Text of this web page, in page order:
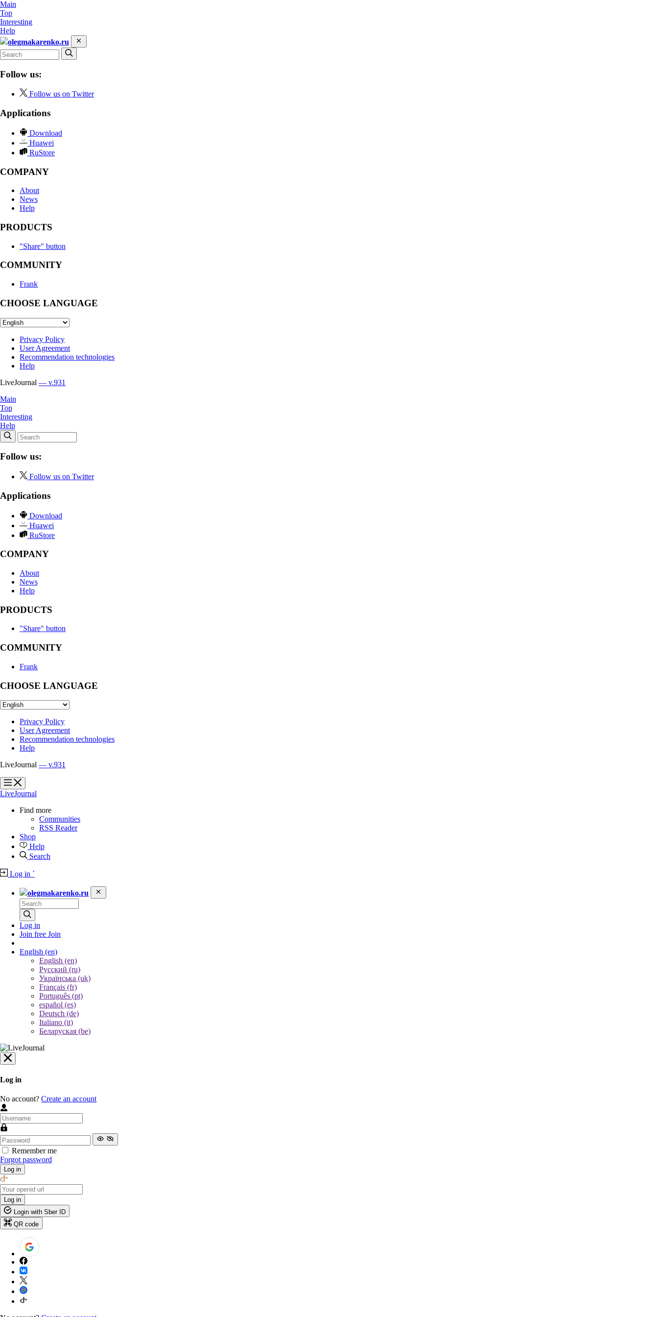
Main
Top
Interesting
Help
olegmakarenko.ru
Follow us:
Follow us on Twitter
Applications
Download
Huawei
RuStore
COMPANY
About
News
Help
PRODUCTS
"Share" button
COMMUNITY
Frank
CHOOSE LANGUAGE
Privacy Policy
User Agreement
Recommendation technologies
Help
LiveJournal — v.931
Main
Top
Interesting
Help
Follow us:
Follow us on Twitter
Applications
Download
Huawei
RuStore
COMPANY
About
News
Help
PRODUCTS
"Share" button
COMMUNITY
Frank
CHOOSE LANGUAGE
Privacy Policy
User Agreement
Recommendation technologies
Help
LiveJournal — v.931
?
?
LiveJournal
Find more
Communities
RSS Reader
Shop
Help
Search
Log in `
olegmakarenko.ru
Log in
Join free Join
English (en)
English (en)
Русский (ru)
Українська (uk)
Français (fr)
Português (pt)
español (es)
Deutsch (de)
Italiano (it)
Беларуская (be)
Log in
No account? Create an account
Remember me
Forgot password
Log in
Log in
Login with Sber ID
QR code